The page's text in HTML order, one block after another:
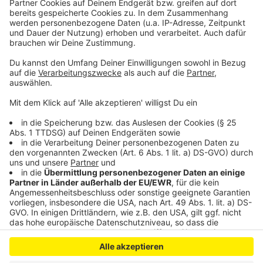
Anzeige
persönlicher Wochenrückblick - so privat wie noch nie,
so lustig wie immer.
Anzeige